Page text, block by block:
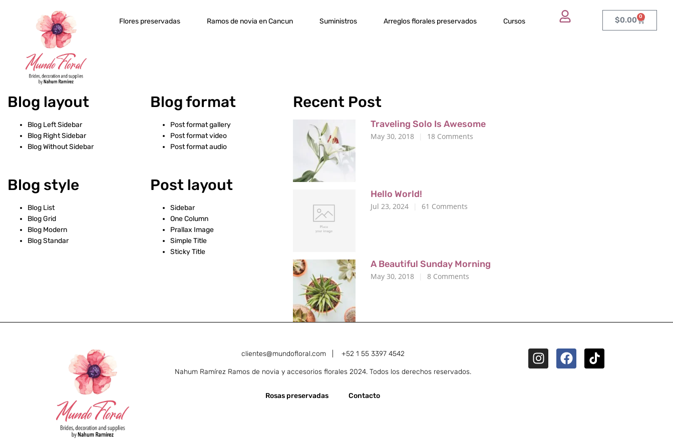
Flores preservadas Ramos de novia en Cancun Suministros Arreglos florales preservados Cursos $0.00 0
Blog layout
Blog Left Sidebar
Blog Right Sidebar
Blog Without Sidebar
Blog style
Blog List
Blog Grid
Blog Modern
Blog Standar
Blog format
Post format gallery
Post format video
Post format audio
Post layout
Sidebar
One Column
Prallax Image
Simple Title
Sticky Title
Recent Post
Traveling Solo Is Awesome
May 30, 2018 18 Comments
Hello World!
Jul 23, 2024 61 Comments
A Beautiful Sunday Morning
May 30, 2018 8 Comments
clientes@mundofloral.com | +52 1 55 3397 4542
Nahum Ramírez Ramos de novia y accesorios florales 2024. Todos los derechos reservados.
Rosas preservadas Contacto